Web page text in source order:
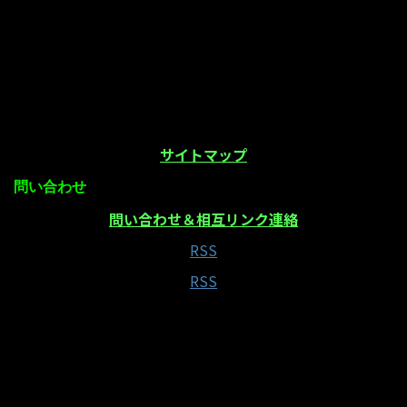
サイトマップ
問い合わせ
問い合わせ＆相互リンク連絡
RSS
RSS